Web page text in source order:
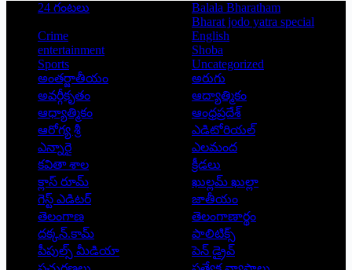
24 గంటలు
Balala Bharatham
Bharat jodo yatra special
Crime
English
entertainment
Shoba
Sports
Uncategorized
అంతర్జాతీయం
అరుగు
అవర్గీకృతం
ఆద్యాత్మికం
ఆధ్యాత్మికం
ఆంధ్రప్రదేశ్
ఆరోగ్య శ్రీ
ఎడిటోరియల్
ఎన్నారై
ఎలమంద
కవితా శాల
క్రీడలు
క్లాస్ రూమ్
ఖుల్లమ్ ఖుల్లా
గెస్ట్ ఎడిటర్
జాతీయం
తెలంగాణ
తెలంగాణార్థం
దక్కన్.కామ్
పాలిటిక్స్
పీపుల్స్ ‌మీడియా
పెన్ డ్రైవ్